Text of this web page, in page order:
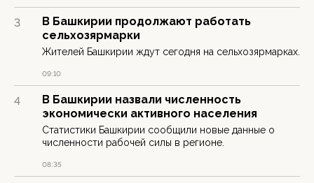
3
В Башкирии продолжают работать
сельхозярмарки
Жителей Башкирии ждут сегодня на сельхозярмарках.
09:10
4
В Башкирии назвали численность
экономически активного населения
Статистики Башкирии сообщили новые данные о
численности рабочей силы в регионе.
08:35